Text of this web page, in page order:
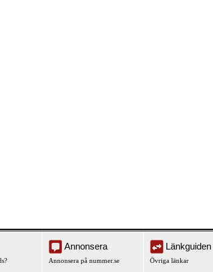
Annonsera
Annonsera på nummer.se
Länkguiden
Övriga länkar